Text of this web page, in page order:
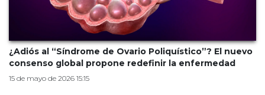
¿Adiós al “Síndrome de Ovario Poliquístico”? El nuevo
consenso global propone redefinir la enfermedad
15 de mayo de 2026 15:15